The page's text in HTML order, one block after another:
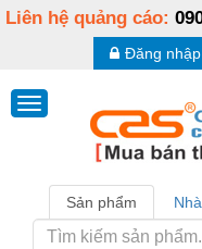
Liên hệ quảng cáo:
Đăng nhập
Sản phẩm